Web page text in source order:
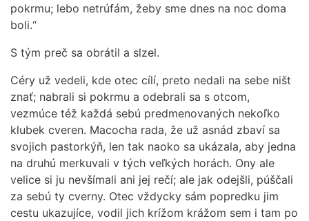
pokrmu; lebo netrúfám, žeby sme dnes na noc doma
boli.“
S tým preč sa obrátil a slzel.
Céry už vedeli, kde otec cílí, preto nedali na sebe ništ
znať; nabrali si pokrmu a odebrali sa s otcom,
vezmúce též každá sebú predmenovaných nekoľko
klubek cveren. Macocha rada, že už asnád zbaví sa
svojich pastorkýň, len tak naoko sa ukázala, aby jedna
na druhú merkuvali v tých veľkých horách. Ony ale
velice si ju nevšímali ani jej rečí; ale jak odejšli, púščali
za sebú ty cverny. Otec vždycky sám popredku jim
cestu ukazujíce, vodil jich krížom krážom sem i tam po